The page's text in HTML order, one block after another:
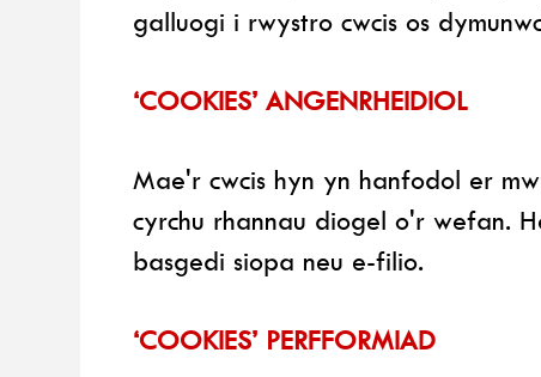
galluogi i rwystro cwcis os
‘COOKIES’ ANGENRHEIDIOL
Mae'r cwcis hyn yn hanfodol er
cyrchu rhannau diogel o'r wefan.
basgedi siopa neu e-filio.
‘COOKIES’ PERFFORMIAD